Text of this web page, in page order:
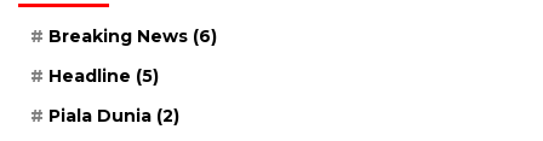
Breaking News (6)
Headline (5)
Piala Dunia (2)